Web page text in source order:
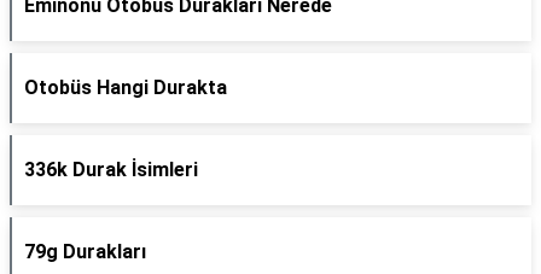
Eminönü Otobüs Durakları Nerede
Otobüs Hangi Durakta
336k Durak İsimleri
79g Durakları